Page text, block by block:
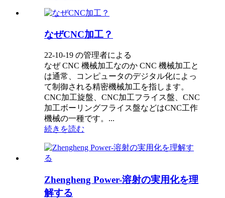
なぜCNC加工？
22-10-19 の管理者による
なぜ CNC 機械加工なのか CNC 機械加工と
は通常、コンピュータのデジタル化によっ
て制御される精密機械加工を指します。
CNC加工旋盤、CNC加工フライス盤、CNC
加工ボーリングフライス盤などはCNC工作
機械の一種です。...
続きを読む
Zhengheng Power-溶射の実用化を理
解する